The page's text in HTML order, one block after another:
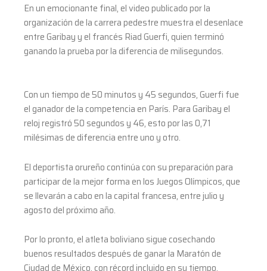
En un emocionante final, el video publicado por la
organización de la carrera pedestre muestra el desenlace
entre Garibay y el francés Riad Guerfi, quien terminó
ganando la prueba por la diferencia de milisegundos.
Con un tiempo de 50 minutos y 45 segundos, Guerfi fue
el ganador de la competencia en París. Para Garibay el
reloj registró 50 segundos y 46, esto por las 0,71
milésimas de diferencia entre uno y otro.
El deportista orureño continúa con su preparación para
participar de la mejor forma en los Juegos Olímpicos, que
se llevarán a cabo en la capital francesa, entre julio y
agosto del próximo año.
Por lo pronto, el atleta boliviano sigue cosechando
buenos resultados después de ganar la Maratón de
Ciudad de México, con récord incluido en su tiempo.